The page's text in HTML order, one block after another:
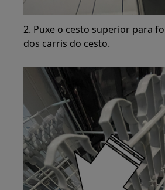
2. Puxe o cesto superior para
dos carris do cesto.